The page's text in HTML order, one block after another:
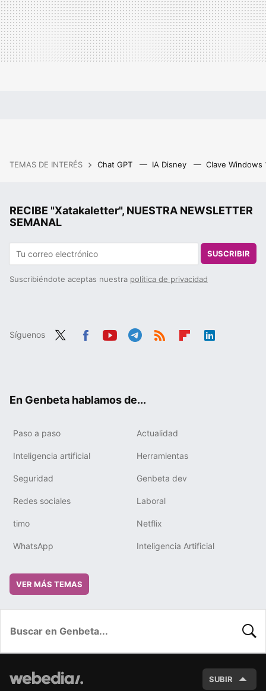
TEMAS DE INTERÉS Chat GPT IA Disney Clave Windows
RECIBE "Xatakaletter", NUESTRA NEWSLETTER
SEMANAL
SUSCRIBIR
Suscribiéndote aceptas nuestra política de privacidad
Síguenos
En Genbeta hablamos de...
Paso a paso Actualidad
Inteligencia artificial Herramientas
Seguridad Genbeta dev
Redes sociales Laboral
timo Netflix
WhatsApp Inteligencia Artificial
VER MÁS TEMAS
SUBIR